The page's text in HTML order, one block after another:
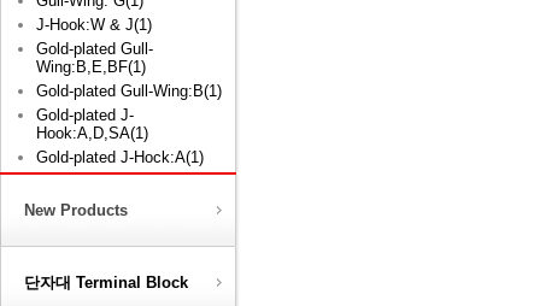
J-Hook:W & J(1)
Gold-plated Gull-
Wing:B,E,BF(1)
Gold-plated Gull-Wing:B(1)
Gold-plated J-
Hook:A,D,SA(1)
Gold-plated J-Hock:A(1)
New Products
단자대 Terminal Block